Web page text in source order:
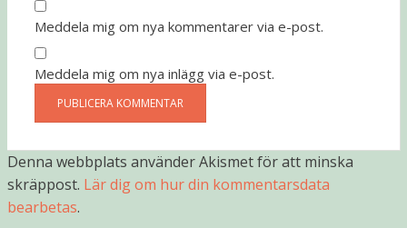
Meddela mig om nya kommentarer via e-post.
Meddela mig om nya inlägg via e-post.
Denna webbplats använder Akismet för att minska
skräppost. Lär dig om hur din kommentarsdata
bearbetas.